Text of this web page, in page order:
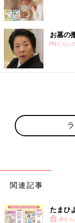
お墓の
PR(くらし
関連記事
たまひ
赤ちゃ